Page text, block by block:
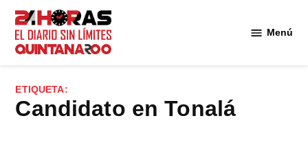
Saltar
contenido
Menú
ETIQUETA:
Candidato en Tonalá